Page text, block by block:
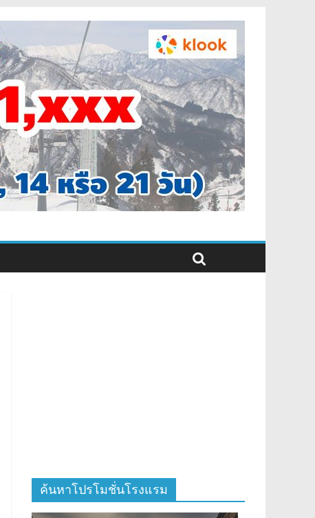
ค้นหาโปรโมชั่นโรงแรม